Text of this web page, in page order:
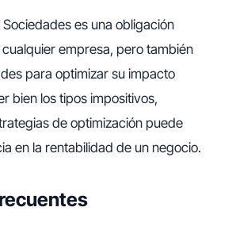
es una obligación
empresa, pero también
para optimizar su impacto
bien los tipos impositivos,
de optimización puede
en la rentabilidad de un negocio.